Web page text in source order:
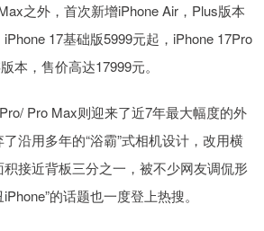
之外，首次新增iPhone Air，Plus版本
17基础版5999元起，iPhone 17Pro
本，售价高达17999元。
Pro Max则迎来了近7年最大幅度的外
沿用多年的“浴霸”式相机设计，改用横
接近背板三分之一，被不少网友调侃形
的话题也一度登上热搜。